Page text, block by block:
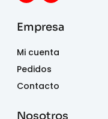
Empresa
Mi cuenta
Pedidos
Contacto
Nosotros